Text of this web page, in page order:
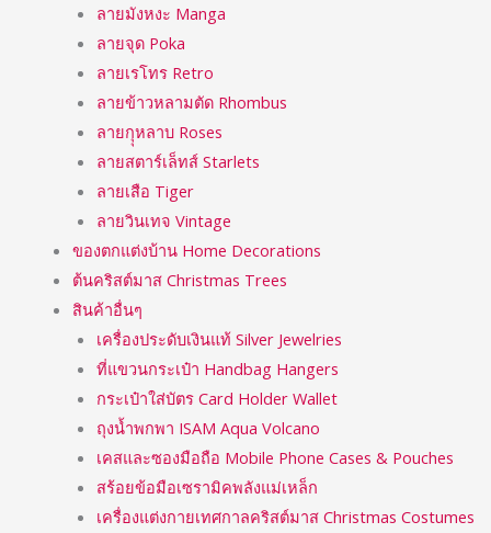
ลายมังหงะ Manga
ลายจุด Poka
ลายเรโทร Retro
ลายข้าวหลามตัด Rhombus
ลายกุุหลาบ Roses
ลายสตาร์เล็ทส์ Starlets
ลายเสือ Tiger
ลายวินเทจ Vintage
ของตกแต่งบ้าน Home Decorations
ต้นคริสต์มาส Christmas Trees
สินค้าอื่นๆ
เครื่องประดับเงินแท้ Silver Jewelries
ที่แขวนกระเป๋า Handbag Hangers
กระเป๋าใส่บัตร Card Holder Wallet
ถุงน้ำพกพา ISAM Aqua Volcano
เคสและซองมือถือ Mobile Phone Cases & Pouches
สร้อยข้อมือเซรามิคพลังแม่เหล็ก
เครื่องแต่งกายเทศกาลคริสต์มาส Christmas Costumes